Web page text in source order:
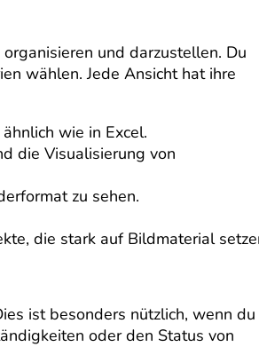
und darzustellen. Du
wählen. Jede Ansicht hat ihre
wie in Excel.
die Visualisierung von
zu sehen.
die stark auf Bildmaterial
ist besonders nützlich, wenn du
oder den Status von